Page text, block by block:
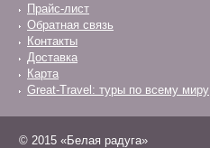
Прайс-лист
Обратная связь
Контакты
Доставка
Карта
Great-Travel: туры по всему миру
© 2015 «Белая радуга»